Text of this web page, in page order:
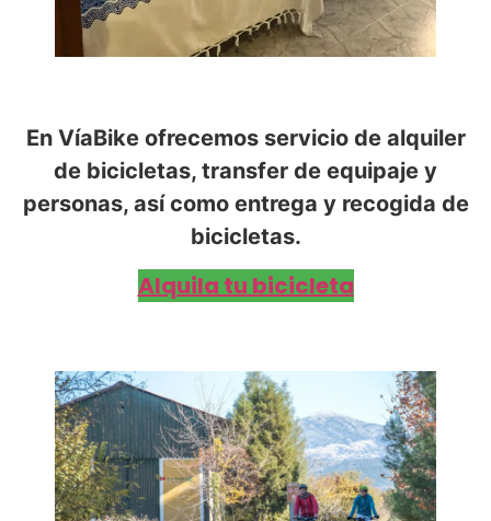
En VíaBike ofrecemos servicio de alquiler
de bicicletas, transfer de equipaje y
personas, así como entrega y recogida de
bicicletas.
Alquila tu bicicleta